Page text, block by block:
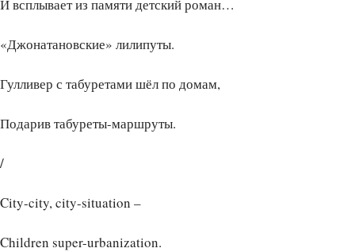
И всплывает из памяти детский роман…
«Джонатановские» лилипуты.
Гулливер с табуретами шёл по домам,
Подарив табуреты-маршруты.
/
City-city, city-situation –
Children super-urbanization.